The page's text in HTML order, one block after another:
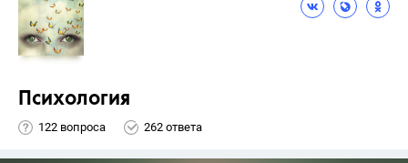
Психология
122 вопроса 262 ответа